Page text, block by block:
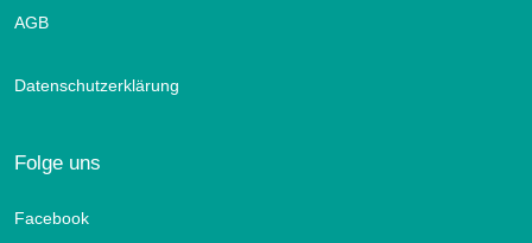
AGB
Datenschutzerklärung
Folge uns
Facebook